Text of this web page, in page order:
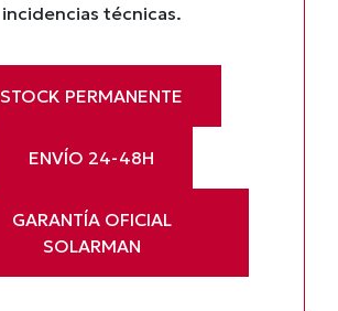
incidencias técnicas.
STOCK PERMANENTE
ENVÍO 24-48H
GARANTÍA OFICIAL
SOLARMAN